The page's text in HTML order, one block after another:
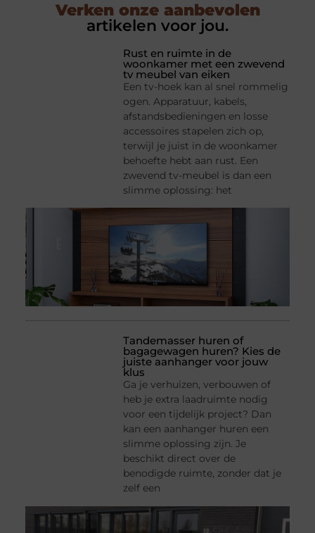
Verken onze aanbevolen
artikelen voor jou.
Rust en ruimte in de
woonkamer met een zwevend
tv meubel van eiken
Een tv-hoek kan al snel rommelig
ogen. Apparatuur, kabels,
afstandsbedieningen en losse
accessoires stapelen zich op,
terwijl je juist in de woonkamer
behoefte hebt aan rust. Een
zwevend tv-meubel is dan een
slimme oplossing: het
Tandemasser huren of
bagagewagen huren? Kies de
juiste aanhanger voor jouw
klus
Ga je verhuizen, verbouwen of
heb je extra laadruimte nodig
voor een tijdelijk project? Dan
kan een aanhanger huren een
slimme oplossing zijn. Je
beschikt direct over de
benodigde ruimte, zonder dat je
zelf een